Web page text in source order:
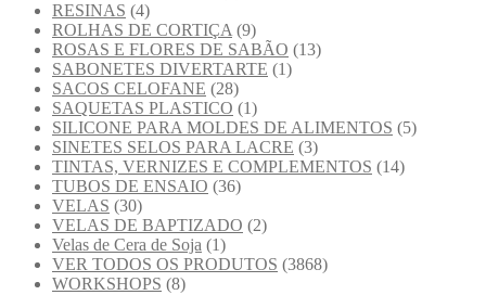
RESINAS (4)
ROLHAS DE CORTIÇA (9)
ROSAS E FLORES DE SABÃO (13)
SABONETES DIVERTARTE (1)
SACOS CELOFANE (28)
SAQUETAS PLASTICO (1)
SILICONE PARA MOLDES DE ALIMENTOS (5)
SINETES SELOS PARA LACRE (3)
TINTAS, VERNIZES E COMPLEMENTOS (14)
TUBOS DE ENSAIO (36)
VELAS (30)
VELAS DE BAPTIZADO (2)
Velas de Cera de Soja (1)
VER TODOS OS PRODUTOS (3868)
WORKSHOPS (8)